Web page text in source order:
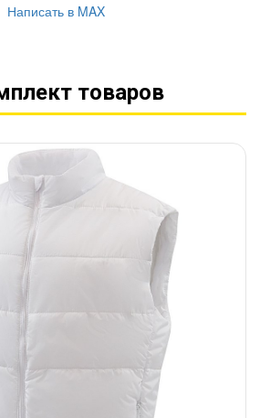
Написать в MAX
товаров